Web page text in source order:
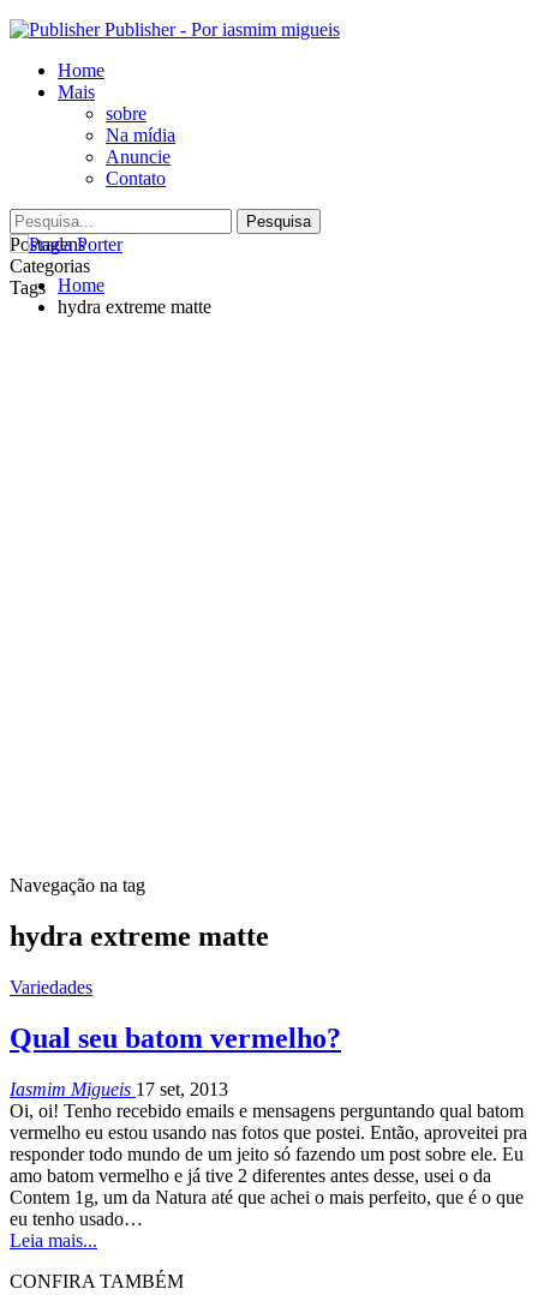
Publisher - Por iasmim migueis
Home
Mais
sobre
Na mídia
Anuncie
Contato
Postagens
Categorias
Tags Home
hydra extreme matte
Navegação na tag
hydra extreme matte
Variedades
Qual seu batom vermelho?
Iasmim Migueis 17 set, 2013
Oi, oi! Tenho recebido emails e mensagens perguntando qual batom
vermelho eu estou usando nas fotos que postei. Então, aproveitei pra
responder todo mundo de um jeito só fazendo um post sobre ele. Eu
amo batom vermelho e já tive 2 diferentes antes desse, usei o da
Contem 1g, um da Natura até que achei o mais perfeito, que é o que
eu tenho usado…
Leia mais...
CONFIRA TAMBÉM